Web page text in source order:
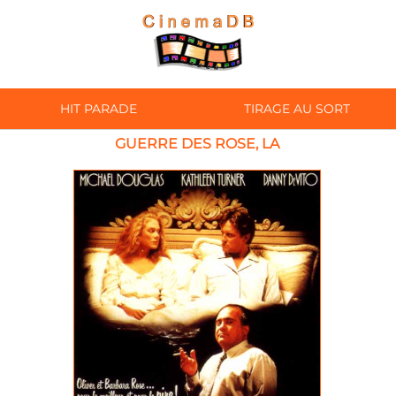
HIT PARADE TIRAGE AU SORT
GUERRE DES ROSE, LA